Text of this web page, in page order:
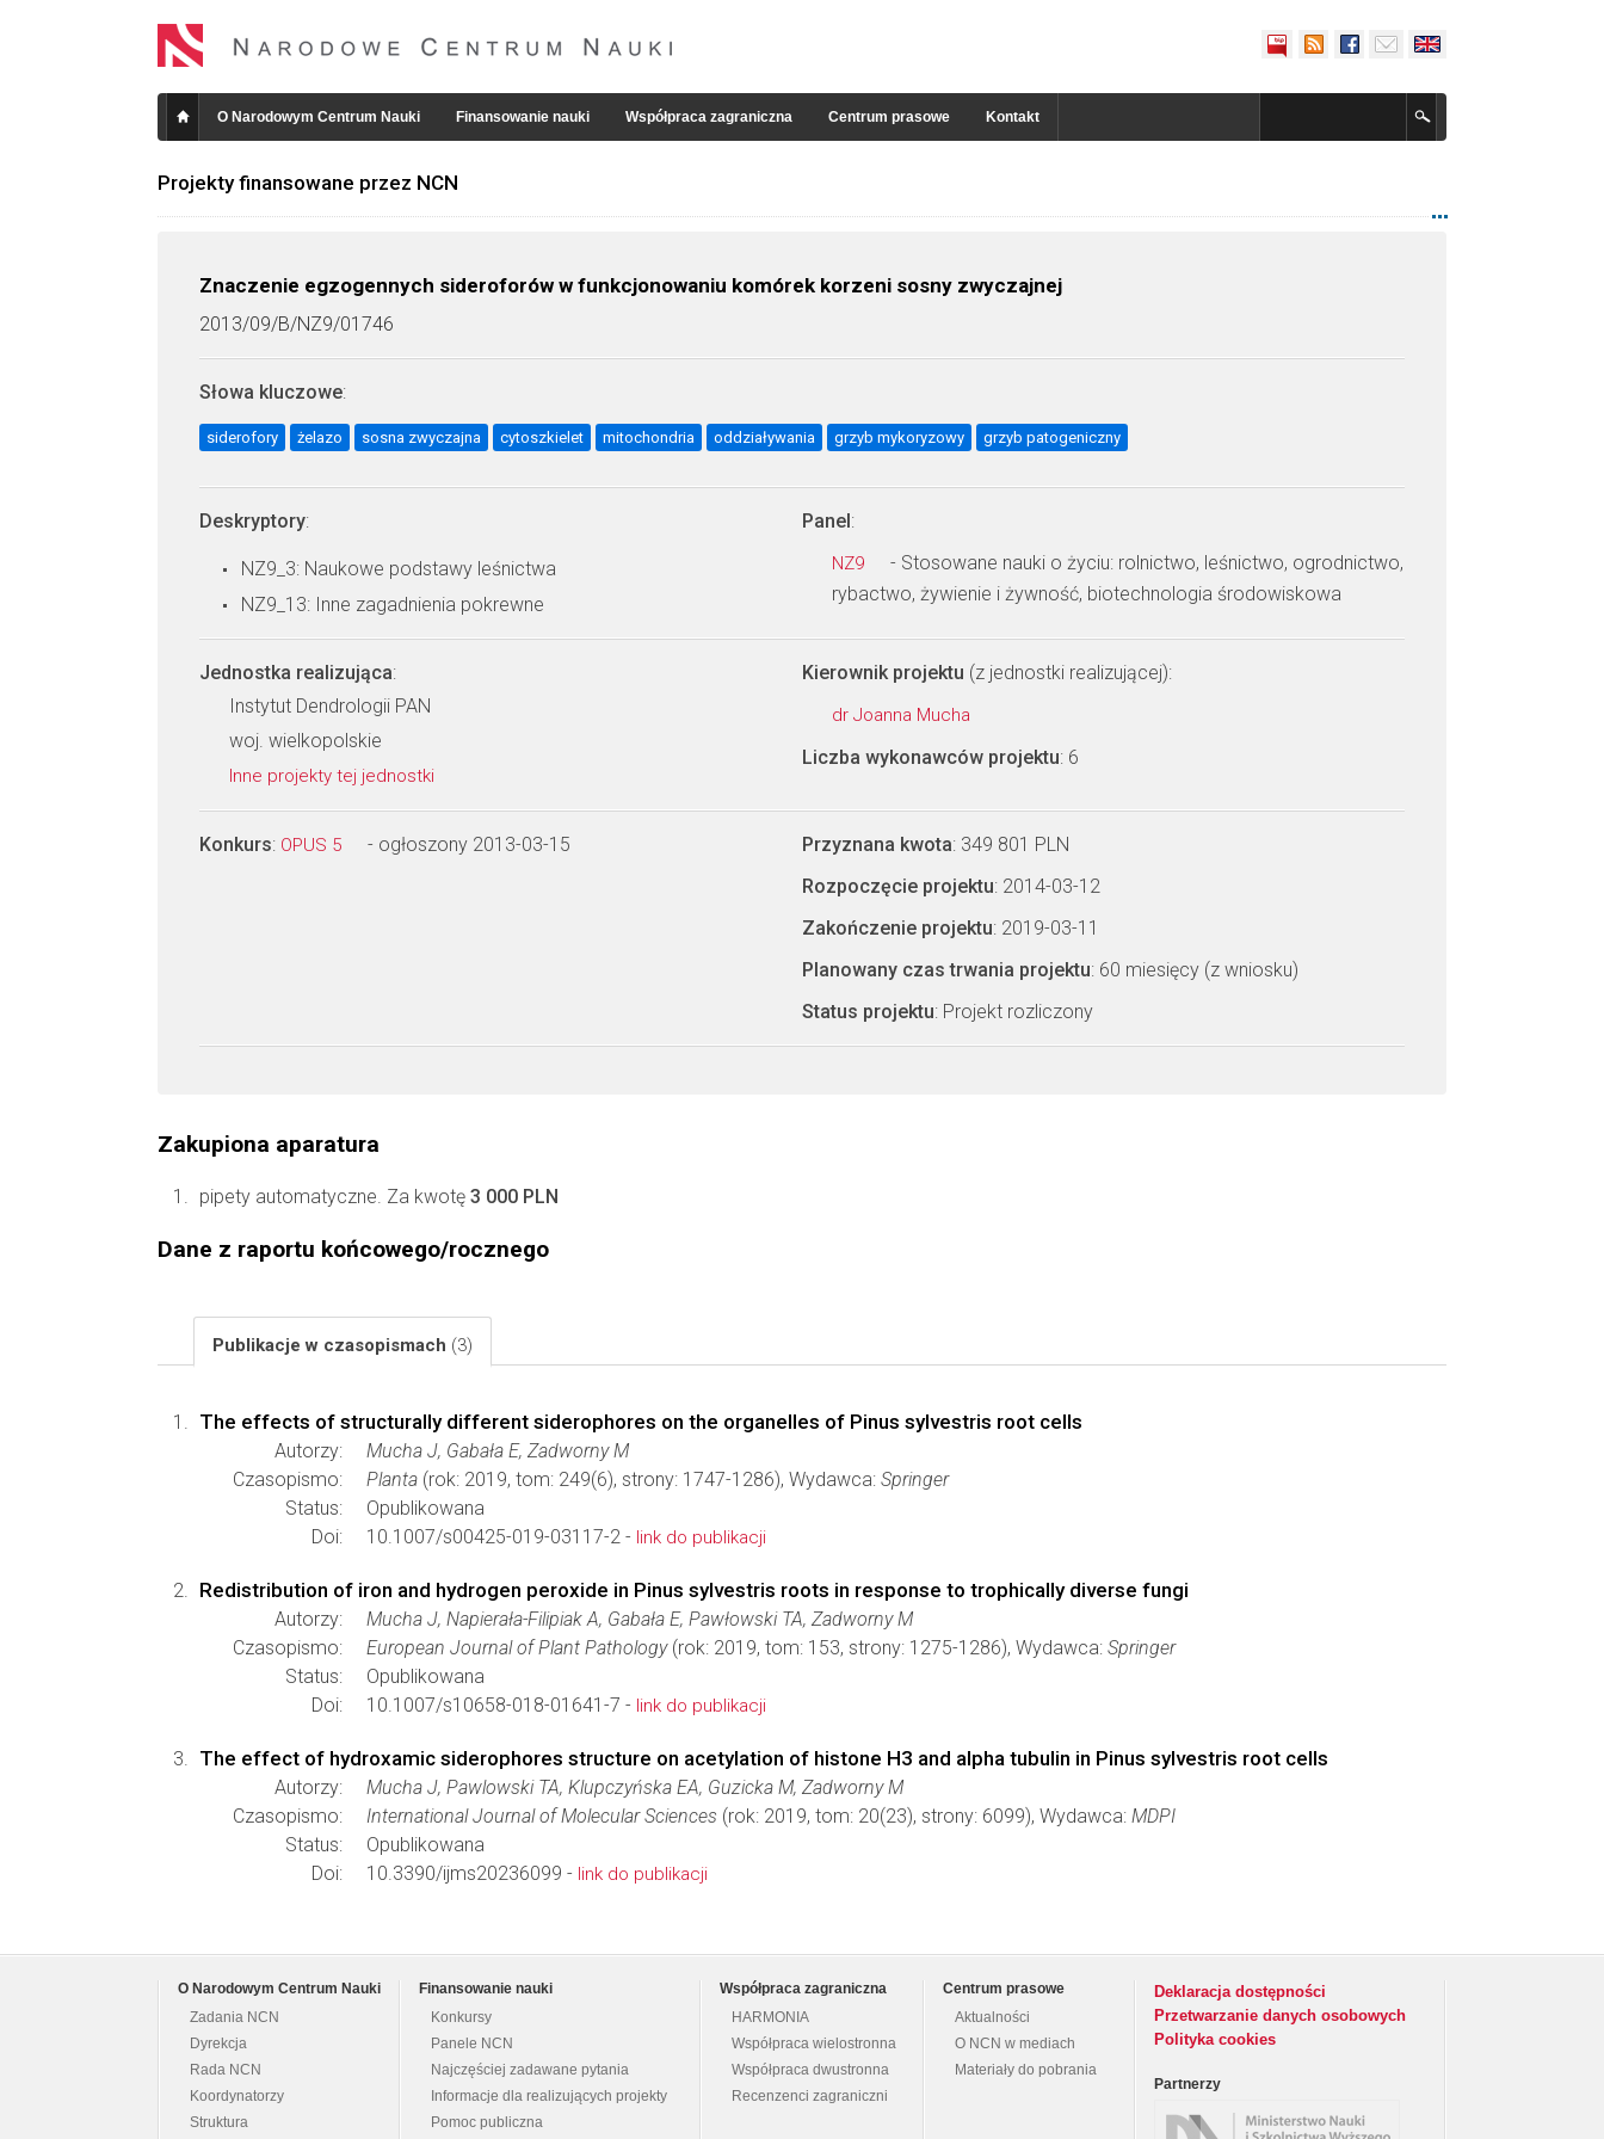
O Narodowym Centrum Nauki Finansowanie nauki Współpraca zagraniczna Centrum prasowe Kontakt
Projekty finansowane przez NCN
Znaczenie egzogennych sideroforów w funkcjonowaniu komórek korzeni sosny zwyczajnej
2013/09/B/NZ9/01746
Słowa kluczowe:
siderofory żelazo sosna zwyczajna cytoszkielet mitochondria oddziaływania grzyb mykoryzowy grzyb patogeniczny
Deskryptory:
NZ9_3: Naukowe podstawy leśnictwa
NZ9_13: Inne zagadnienia pokrewne
Panel:
NZ9
- Stosowane nauki o życiu: rolnictwo, leśnictwo, ogrodnictwo,
rybactwo, żywienie i żywność, biotechnologia środowiskowa
Jednostka realizująca:
Instytut Dendrologii PAN
woj. wielkopolskie
Inne projekty tej jednostki
Kierownik projektu (z jednostki realizującej):
dr Joanna Mucha
Liczba wykonawców projektu: 6
Konkurs: OPUS 5 - ogłoszony 2013-03-15 Przyznana kwota: 349 801 PLN
Rozpoczęcie projektu: 2014-03-12
Zakończenie projektu: 2019-03-11
Planowany czas trwania projektu: 60 miesięcy (z wniosku)
Status projektu: Projekt rozliczony
Zakupiona aparatura
pipety automatyczne. Za kwotę 3 000 PLN
Dane z raportu końcowego/rocznego
Publikacje w czasopismach (3)
The effects of structurally different siderophores on the organelles of Pinus sylvestris root cells
Autorzy:
Mucha J, Gabała E, Zadworny M
Czasopismo:
Planta (rok: 2019, tom: 249(6), strony: 1747-1286), Wydawca: Springer
Status:
Opublikowana
Doi:
10.1007/s00425-019-03117-2 - link do publikacji
Redistribution of iron and hydrogen peroxide in Pinus sylvestris roots in response to trophically diverse fungi
Autorzy:
Mucha J, Napierała-Filipiak A, Gabała E, Pawłowski TA, Zadworny M
Czasopismo:
European Journal of Plant Pathology(rok: 2019, tom: 153, strony: 1275-1286), Wydawca: Springer
Status:
Opublikowana
Doi:
10.1007/s10658-018-01641-7 - link do publikacji
The effect of hydroxamic siderophores structure on acetylation of histone H3 and alpha tubulin in Pinus sylvestris root cells
Autorzy:
Mucha J, Pawlowski TA, Klupczyńska EA, Guzicka M, Zadworny M
Czasopismo:
International Journal of Molecular Sciences (rok: 2019, tom: 20(23), strony: 6099), Wydawca: MDPI
Status:
Opublikowana
Doi:
10.3390/ijms20236099 - link do publikacji
O Narodowym Centrum Nauki
Zadania NCN
Dyrekcja
Rada NCN
Koordynatorzy
Struktura
Finansowanie nauki
Konkursy
Panele NCN
Najczęściej zadawane pytania
Informacje dla realizujących projekty
Pomoc publiczna
Współpraca zagraniczna
HARMONIA
Współpraca wielostronna
Współpraca dwustronna
Recenzenci zagraniczni
Centrum prasowe
Aktualności
O NCN w mediach
Materiały do pobrania
Deklaracja dostępności
Przetwarzanie danych osobowych
Polityka cookies
Partnerzy